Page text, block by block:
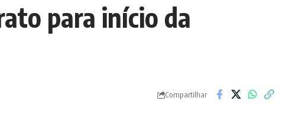
para início da
Compartilhar